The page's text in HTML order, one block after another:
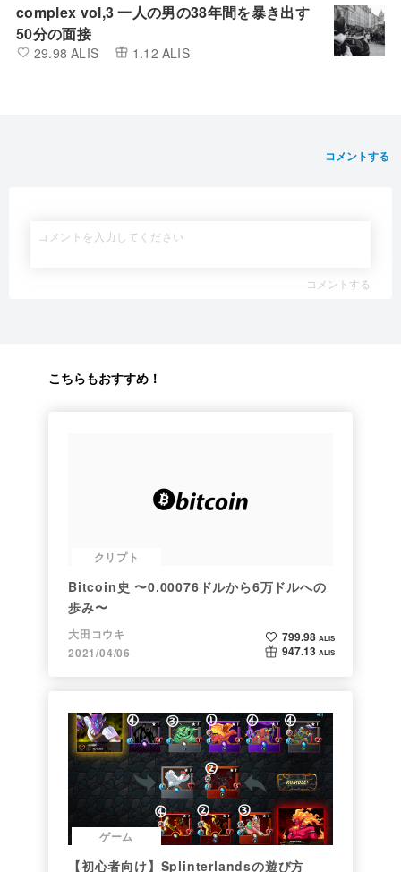
complex vol,3 一人の男の38年間を暴き出す
50分の面接
29.98 ALIS 1.12 ALIS
コメントする
コメントする
こちらもおすすめ！
クリプト
Bitcoin史 〜0.00076ドルから6万ドルへの
歩み〜
大田コウキ
2021/04/06
799.98 ALIS
947.13 ALIS
ゲーム
【初心者向け】Splinterlandsの遊び方